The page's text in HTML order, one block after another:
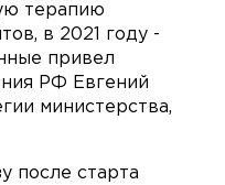
терапию
в 2021 году -
привел
РФ Евгений
министерства,
после старта